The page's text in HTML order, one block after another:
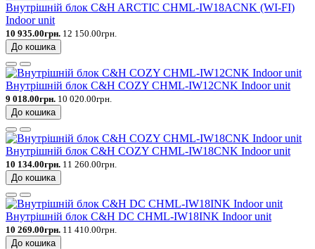
Внутрішній блок C&H ARCTIC CHML-IW18ACNK (WI-FI)
Indoor unit
10 935.00грн. 12 150.00грн.
До кошика
Внутрішній блок C&H COZY CHML-IW12CNK Indoor unit
9 018.00грн. 10 020.00грн.
До кошика
Внутрішній блок C&H COZY CHML-IW18CNK Indoor unit
10 134.00грн. 11 260.00грн.
До кошика
Внутрішній блок C&H DC CHML-IW18INK Indoor unit
10 269.00грн. 11 410.00грн.
До кошика